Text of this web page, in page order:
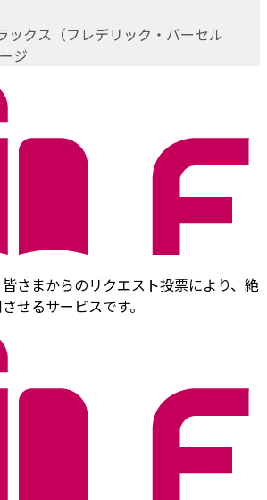
ックス（フレデリック・バーセル
ジ
さまからのリクエスト投票により、絶
せるサービスです。